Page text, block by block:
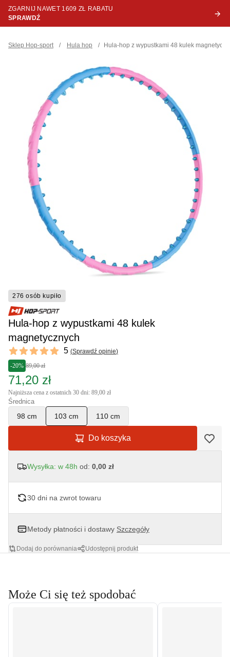
ZGARNIJ NAWET 1609 ZŁ RABATU
SPRAWDŹ
Sklep Hop-sport / Hula hop / Hula-hop z wypustkami 48 kulek
276 osób kupiło
Hula-hop z wypustkami 48 kulek
magnetycznych
Reviews
5 out of 5 stars 5 (Sprawdź opinie)
-20% 89,00 zł
71,20 zł
Najniższa cena z ostatnich 30 dni: 89,00 zł
Średnica
98 cm 103 cm 110 cm
Do koszyka
Wysyłka: w 48h od: 0,00 zł
30 dni na zwrot towaru
Metody płatności i dostawy Szczegóły
Dodaj do porównania Udostępnij produkt
Może Ci się też spodobać